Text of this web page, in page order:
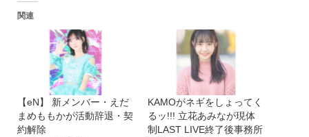
関連
【eN】 新メンバー・えだ
まめももかが活動辞退・契
約解除
KAMOがネギをしょってく
るッ!!! 立花あみなが現体
制LAST LIVE終了後事務所